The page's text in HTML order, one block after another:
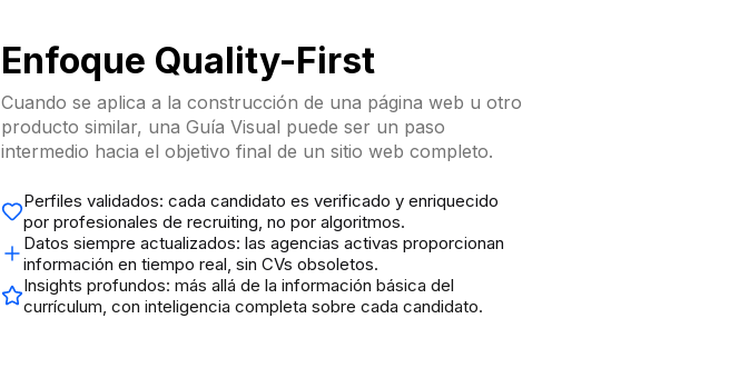
Enfoque Quality-First
Cuando se aplica a la construcción de una página web u otro
producto similar, una Guía Visual puede ser un paso
intermedio hacia el objetivo final de un sitio web completo.
Perfiles validados: cada candidato es verificado y enriquecido
por profesionales de recruiting, no por algoritmos.
Datos siempre actualizados: las agencias activas proporcionan
información en tiempo real, sin CVs obsoletos.
Insights profundos: más allá de la información básica del
currículum, con inteligencia completa sobre cada candidato.